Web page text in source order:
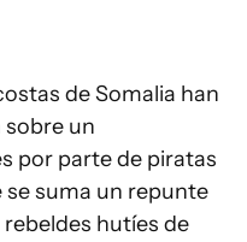
de Somalia han
un
por parte de piratas
se suma un repunte
hutíes de